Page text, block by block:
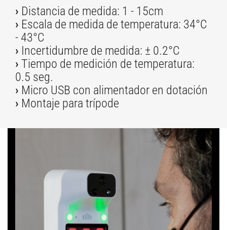
› Distancia de medida: 1 - 15cm
› Escala de medida de temperatura: 34°C
- 43°C
› Incertidumbre de medida: ± 0.2°C
› Tiempo de medición de temperatura:
0.5 seg.
› Micro USB con alimentador en dotación
› Montaje para trípode